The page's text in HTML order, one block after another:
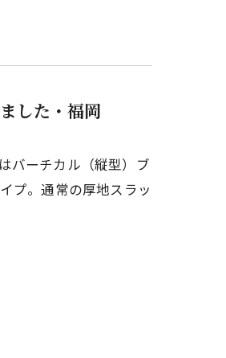
した・福岡
バーチカル（縦型）ブ
プ。通常の厚地スラッ